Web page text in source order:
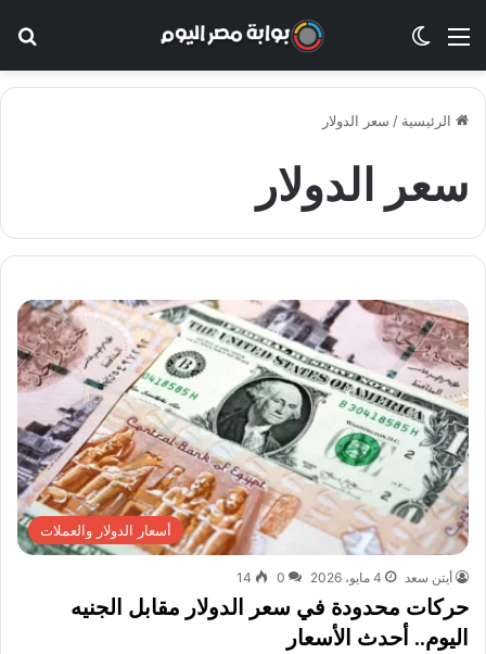
القائمة الوضع المظلم
الرئيسية / سعر الدولار
سعر الدولار
أسعار الدولار والعملات
أيتن سعد 4 مايو، 2026 0
14
حركات محدودة في سعر الدولار مقابل الجنيه
اليوم.. أحدث الأسعار